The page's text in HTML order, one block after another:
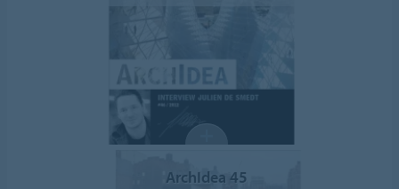
ArchIdea 45